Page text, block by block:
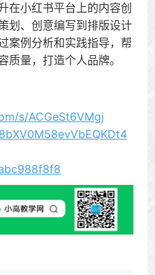
在小红书平台上的内容创
划、创意编写到排版设计
案例分析和实践指导，帮
质量，打造个人品牌。
s/ACGeSt6VMgj